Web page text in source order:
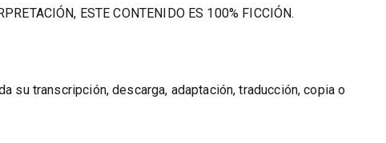
ESTE CONTENIDO ES 100% FICCIÓN.
su transcripción, descarga, adaptación, traducción, copia o